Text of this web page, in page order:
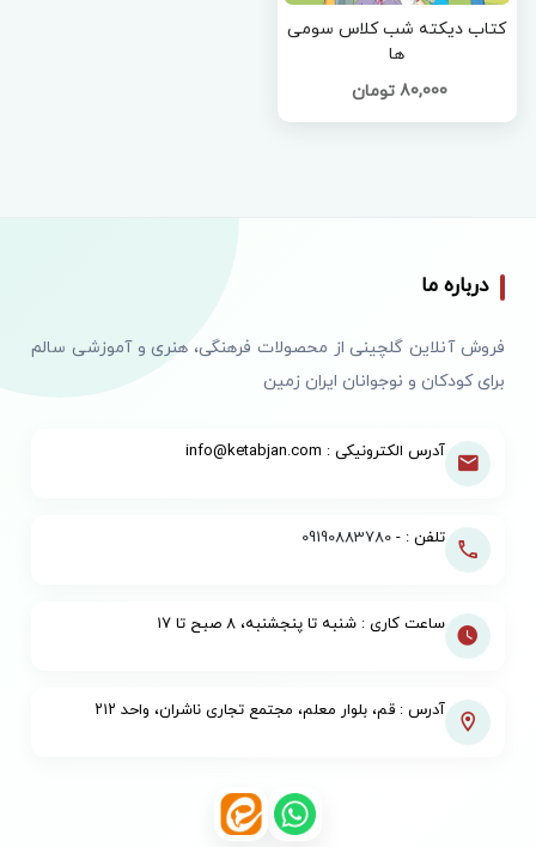
کتاب دیکته شب کلاس سومی
ها
80,000 تومان
درباره ما
فروش آنلاین گلچینی از محصولات فرهنگی، هنری و آموزشی سالم
برای کودکان و نوجوانان ایران زمین
آدرس الکترونیکی : info@ketabjan.com
تلفن : -09190883780
ساعت کاری : شنبه تا پنجشنبه، ۸ صبح تا ۱۷
آدرس : قم، بلوار معلم، مجتمع تجاری ناشران، واحد ۲۱۲